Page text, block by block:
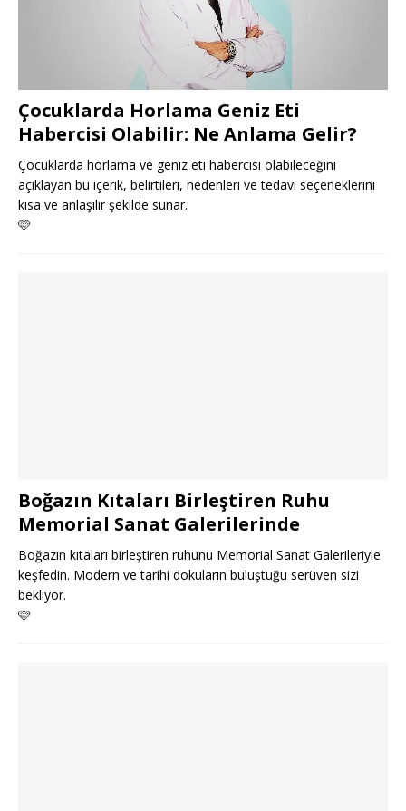
Çocuklarda Horlama Geniz Eti
Habercisi Olabilir: Ne Anlama Gelir?
Çocuklarda horlama ve geniz eti habercisi olabileceğini
açıklayan bu içerik, belirtileri, nedenleri ve tedavi seçeneklerini
kısa ve anlaşılır şekilde sunar.
🩷
Boğazın Kıtaları Birleştiren Ruhu
Memorial Sanat Galerilerinde
Boğazın kıtaları birleştiren ruhunu Memorial Sanat Galerileriyle
keşfedin. Modern ve tarihi dokuların buluştuğu serüven sizi
bekliyor.
🩷